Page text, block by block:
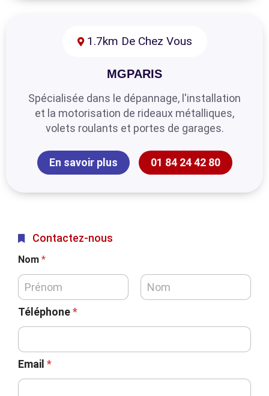
1.7km De Chez Vous
MGPARIS
Spécialisée dans le dépannage, l'installation
et la motorisation de rideaux métalliques,
volets roulants et portes de garages.
En savoir plus 01 84 24 42 80
Contactez-nous
Nom *
Téléphone*
Email *